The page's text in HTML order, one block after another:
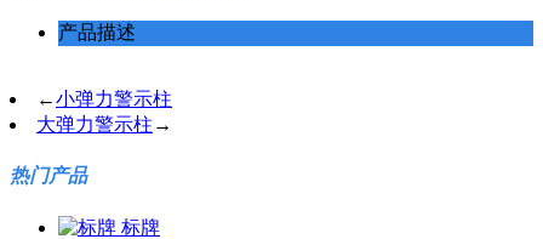
产品描述
←小弹力警示柱
大弹力警示柱 →
热门产品
标牌